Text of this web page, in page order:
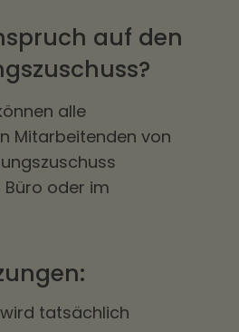
auf den
alle
Mitarbeitenden von
oder im
tatsächlich